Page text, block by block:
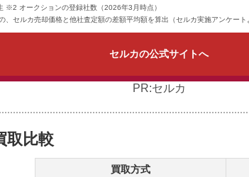
オークションの登録社数（2026年3月時点）
セルカ売却価格と他社査定額の差額平均額を算出（セルカ実施アンケー
セルカの公式サイトへ
PR:セルカ
取比較
買取方式